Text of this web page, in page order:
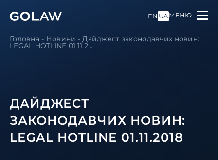
EN UAМЕНЮ
Головна - Новини -Дайджест законодавчих новин:
LEGAL HOTLINE 01.11.2...
ДАЙДЖЕСТ
ЗАКОНОДАВЧИХ НОВИН:
LEGAL HOTLINE 01.11.2018